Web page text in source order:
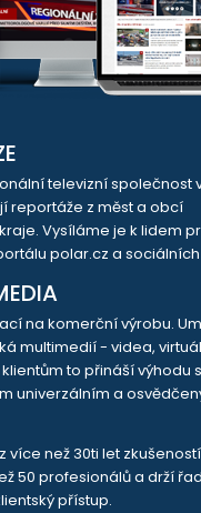
televizní společnost v
reportáže z měst a obcí
Vysíláme je k lidem
polar.cz a
na komerční výrobu.
multimedií - videa,
to přináší výhodu
univerzálním a
více než 30ti let
50 profesionálů a drží
přístup.